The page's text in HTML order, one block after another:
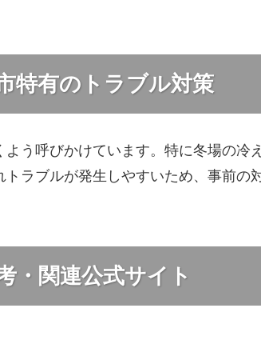
特有のトラブル対策
う呼びかけています。特に冬場の冷
ラブルが発生しやすいため、事前の
・関連公式サイト